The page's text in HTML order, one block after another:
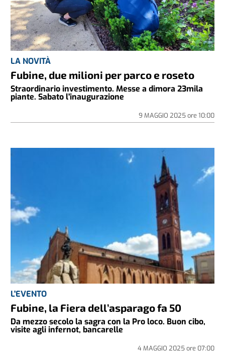
LA NOVITÀ
Fubine, due milioni per parco e roseto
Straordinario investimento. Messe a dimora 23mila
piante. Sabato l'inaugurazione
9 MAGGIO 2025ore 10:00
L'EVENTO
Fubine, la Fiera dell’asparago fa 50
Da mezzo secolo la sagra con la Pro loco. Buon cibo,
visite agli infernot, bancarelle
4 MAGGIO 2025ore 07:00